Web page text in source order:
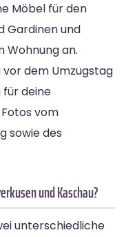
Möbel für den
Gardinen und
Wohnung an.
dem Umzugstag
deine
vom
sowie des
und Kaschau?
unterschiedliche